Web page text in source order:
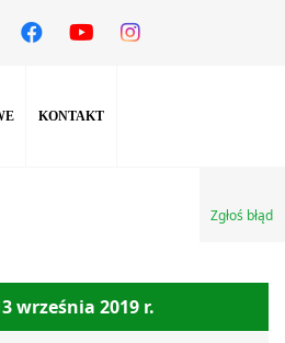
KONTAKT
Zgłoś błąd
września 2019 r.